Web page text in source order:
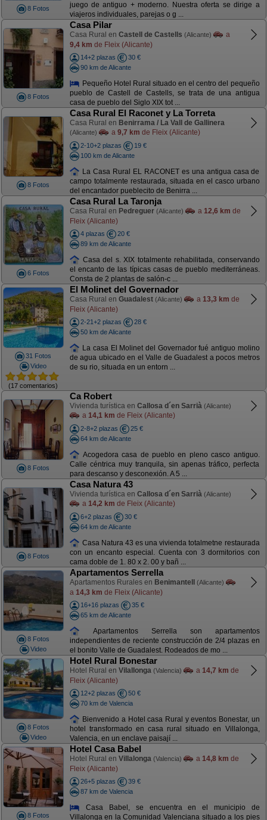
8 Fotos
juego de antiguo + moderno. Nuestra oferta se dirige a
viajeros individuales, parejas o g ...
8 Fotos
Casa Pilar
Casa Rural en Castell de Castells (Alicante)
a
9,4 km de Fleix (Alicante)
14+2 plazas
30 €
90 km de Alicante
Pequeño Hotel Rural situado en el centro del pequeño
pueblo de Castell de Castells, se trata de una antigua
casa de pueblo del Siglo XIX tot ...
8 Fotos
Casa Rural El Raconet y La Torreta
Casa Rural en Benirrama / La Vall de Gallinera
(Alicante) a 9,7 km de Fleix (Alicante)
2-10+2 plazas
19 €
100 km de Alicante
La Casa Rural EL RACONET es una antigua casa de
campo totalmente restaurada, situada en el casco urbano
del encantador pueblecito de Benirra ...
6 Fotos
Casa Rural La Taronja
Casa Rural en Pedreguer (Alicante) a 12,6 km de
Fleix (Alicante)
4 plazas
20 €
89 km de Alicante
Casa del s. XIX totalmente rehabilitada, conservando
el encanto de las típicas casas de pueblo mediterráneas.
Consta de 2 plantas de salón-c ...
31 Fotos
Video
(17 comentarios)
El Molinet del Governador
Casa Rural en Guadalest (Alicante) a 13,3 km de
Fleix (Alicante)
2-21+2 plazas
28 €
50 km de Alicante
La casa El Molinet del Governador fué antiguo molino
de agua ubicado en el Valle de Guadalest a pocos metros
de su rio, situada en un entorn ...
8 Fotos
Ca Robert
Vivienda turística en Callosa d´en Sarrià (Alicante)
a 14,1 km de Fleix (Alicante)
2-8+2 plazas
25 €
64 km de Alicante
Acogedora casa de pueblo en pleno casco antiguo.
Calle céntrica muy tranquila, sin apenas tráfico, perfecta
para descanso y desconexión. A 5 ...
8 Fotos
Casa Natura 43
Vivienda turística en Callosa d´en Sarrià (Alicante)
a 14,2 km de Fleix (Alicante)
6+2 plazas
30 €
64 km de Alicante
Casa Natura 43 es una vivienda totalmetne restaurada
con un encanto especial. Cuenta con 3 dormitorios con
cama doble de 1. 80 x 2. 00 y bañ ...
8 Fotos
Video
Apartamentos Serrella
Apartamentos Rurales en Benimantell (Alicante)
a 14,3 km de Fleix (Alicante)
16+16 plazas
35 €
65 km de Alicante
Apartamentos Serrella son apartamentos
independientes de reciente construcción de 2/4 plazas en
el bonito Valle de Guadalest. Rodeados de mo ...
8 Fotos
Video
Hotel Rural Bonestar
Hotel Rural en Vilallonga (Valencia) a 14,7 km de
Fleix (Alicante)
12+2 plazas
50 €
70 km de Valencia
Bienvenido a Hotel casa Rural y eventos Bonestar, un
hotel transformado en casa rural situado en Villalonga,
Valencia, en un enclave paisají ...
8 Fotos
Hotel Casa Babel
Hotel Rural en Villalonga (Valencia) a 14,8 km de
Fleix (Alicante)
26+5 plazas
39 €
87 km de Valencia
Casa Babel, se encuentra en el municipio de
Villalonga en la Comunidad Valenciana situado a los pies